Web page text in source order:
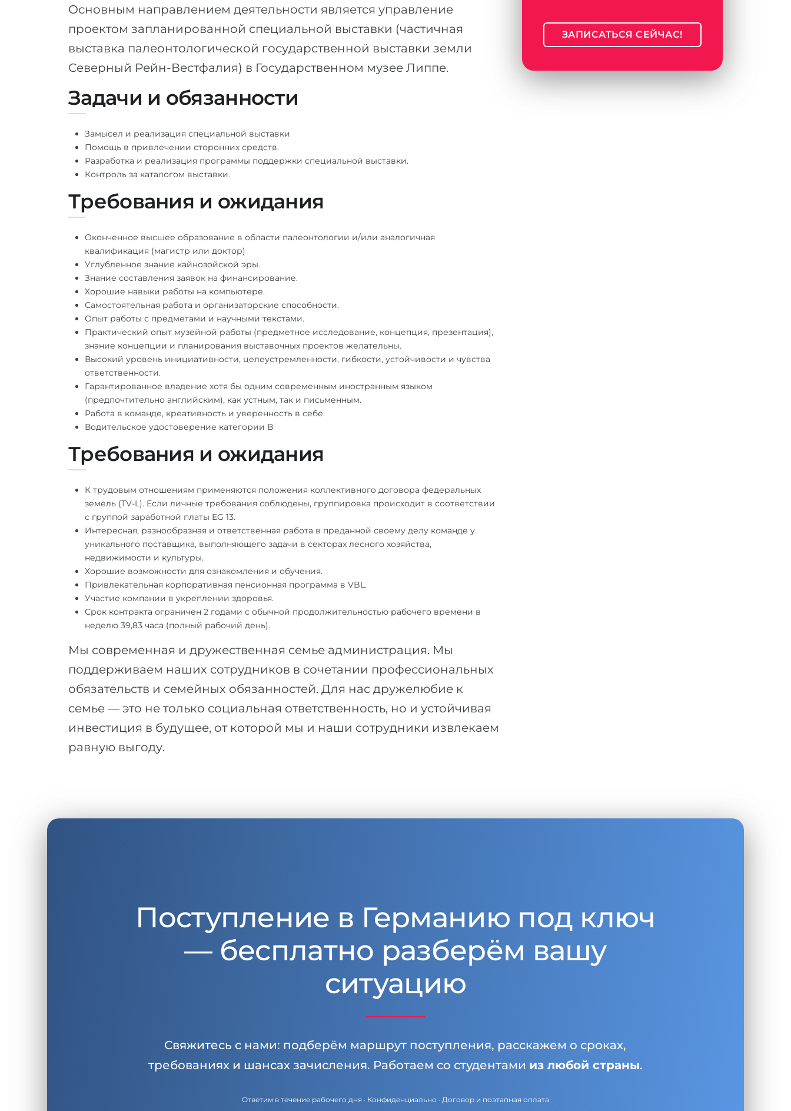
Основным направлением деятельности является управление
проектом запланированной специальной выставки (частичная
выставка палеонтологической государственной выставки земли
Северный Рейн-Вестфалия) в Государственном музее Липпе.
Задачи и обязанности
Замысел и реализация специальной выставки
Помощь в привлечении сторонних средств.
Разработка и реализация программы поддержки специальной выставки.
Контроль за каталогом выставки.
Требования и ожидания
Оконченное высшее образование в области палеонтологии и/или аналогичная
квалификация (магистр или доктор)
Углубленное знание кайнозойской эры.
Знание составления заявок на финансирование.
Хорошие навыки работы на компьютере.
Самостоятельная работа и организаторские способности.
Опыт работы с предметами и научными текстами.
Практический опыт музейной работы (предметное исследование, концепция, презентация),
знание концепции и планирования выставочных проектов желательны.
Высокий уровень инициативности, целеустремленности, гибкости, устойчивости и чувства
ответственности.
Гарантированное владение хотя бы одним современным иностранным языком
(предпочтительно английским), как устным, так и письменным.
Работа в команде, креативность и уверенность в себе.
Водительское удостоверение категории B
Требования и ожидания
К трудовым отношениям применяются положения коллективного договора федеральных
земель (TV-L). Если личные требования соблюдены, группировка происходит в соответствии
с группой заработной платы EG 13.
Интересная, разнообразная и ответственная работа в преданной своему делу команде у
уникального поставщика, выполняющего задачи в секторах лесного хозяйства,
недвижимости и культуры.
Хорошие возможности для ознакомления и обучения.
Привлекательная корпоративная пенсионная программа в VBL.
Участие компании в укреплении здоровья.
Срок контракта ограничен 2 годами с обычной продолжительностью рабочего времени в
неделю 39,83 часа (полный рабочий день).
Мы современная и дружественная семье администрация. Мы
поддерживаем наших сотрудников в сочетании профессиональных
обязательств и семейных обязанностей. Для нас дружелюбие к
семье — это не только социальная ответственность, но и устойчивая
инвестиция в будущее, от которой мы и наши сотрудники извлекаем
равную выгоду.
ЗАПИСАТЬСЯ СЕЙЧАС!
Поступление в Германию под ключ
— бесплатно разберём вашу
ситуацию
Свяжитесь с нами: подберём маршрут поступления, расскажем о сроках,
требованиях и шансах зачисления. Работаем со студентами из любой страны.
Ответим в течение рабочего дня · Конфиденциально · Договор и поэтапная оплата